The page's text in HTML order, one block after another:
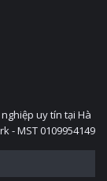
uy tín tại Hà
- MST 0109954149